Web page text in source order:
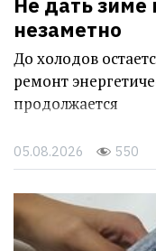
незаметно
До холодов
ремонт
продолжается
05.08.2026 550